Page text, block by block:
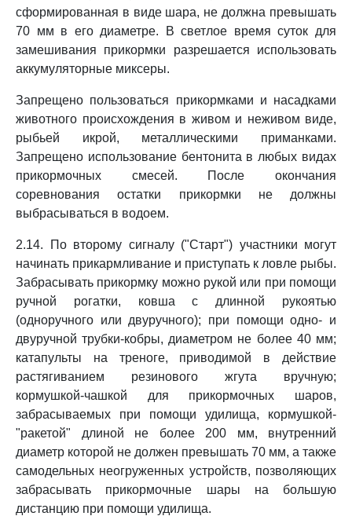
сформированная в виде шара, не должна превышать
70 мм в его диаметре. В светлое время суток для
замешивания прикормки разрешается использовать
аккумуляторные миксеры.
Запрещено пользоваться прикормками и насадками
животного происхождения в живом и неживом виде,
рыбьей икрой, металлическими приманками.
Запрещено использование бентонита в любых видах
прикормочных смесей. После окончания
соревнования остатки прикормки не должны
выбрасываться в водоем.
2.14. По второму сигналу ("Старт") участники могут
начинать прикармливание и приступать к ловле рыбы.
Забрасывать прикормку можно рукой или при помощи
ручной рогатки, ковша с длинной рукоятью
(одноручного или двуручного); при помощи одно- и
двуручной трубки-кобры, диаметром не более 40 мм;
катапульты на треноге, приводимой в действие
растягиванием резинового жгута вручную;
кормушкой-чашкой для прикормочных шаров,
забрасываемых при помощи удилища, кормушкой-
"ракетой" длиной не более 200 мм, внутренний
диаметр которой не должен превышать 70 мм, а также
самодельных неогруженных устройств, позволяющих
забрасывать прикормочные шары на большую
дистанцию при помощи удилища.